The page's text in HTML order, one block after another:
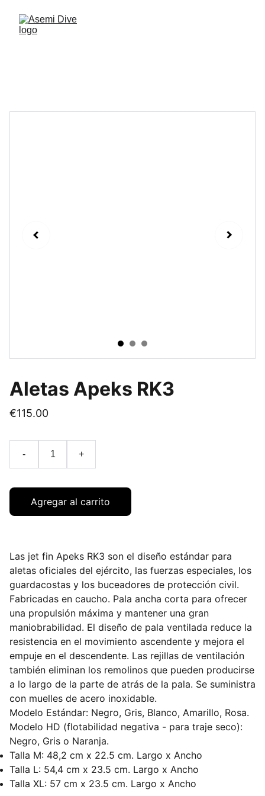
Aletas Apeks RK3
€115.00
- +
Agregar al carrito
Las jet fin Apeks RK3 son el diseño estándar para
aletas oficiales del ejército, las fuerzas especiales, los
guardacostas y los buceadores de protección civil.
Fabricadas en caucho. Pala ancha corta para ofrecer
una propulsión máxima y mantener una gran
maniobrabilidad. El diseño de pala ventilada reduce la
resistencia en el movimiento ascendente y mejora el
empuje en el descendente. Las rejillas de ventilación
también eliminan los remolinos que pueden producirse
a lo largo de la parte de atrás de la pala. Se suministra
con muelles de acero inoxidable.
Modelo Estándar: Negro, Gris, Blanco, Amarillo, Rosa.
Modelo HD (flotabilidad negativa - para traje seco):
Negro, Gris o Naranja.
Talla M: 48,2 cm x 22.5 cm. Largo x Ancho
Talla L: 54,4 cm x 23.5 cm. Largo x Ancho
Talla XL: 57 cm x 23.5 cm. Largo x Ancho